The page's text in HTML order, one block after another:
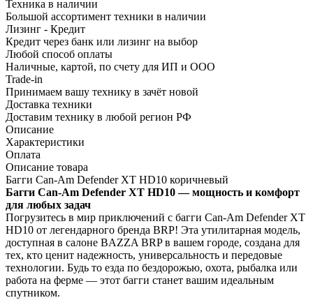
Техника в наличии
Большой ассортимент техники в наличии
Лизинг - Кредит
Кредит через банк или лизинг на выбор
Любой способ оплаты
Наличные, картой, по счету для ИП и ООО
Trade-in
Принимаем вашу технику в зачёт новой
Доставка техники
Доставим технику в любой регион РФ
Описание
Характеристики
Оплата
Описание товара
Багги Can-Am Defender XT HD10 коричневый
Багги Can-Am Defender XT HD10 — мощность и комфорт
для любых задач
Погрузитесь в мир приключений с багги Can-Am Defender XT
HD10 от легендарного бренда BRP! Эта утилитарная модель,
доступная в салоне BAZZA BRP в вашем городе, создана для
тех, кто ценит надежность, универсальность и передовые
технологии. Будь то езда по бездорожью, охота, рыбалка или
работа на ферме — этот багги станет вашим идеальным
спутником.